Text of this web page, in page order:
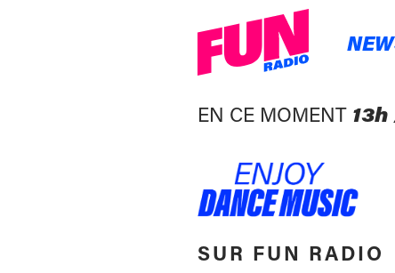
EN CE MOMENT 13h
SUR FUN RADIO